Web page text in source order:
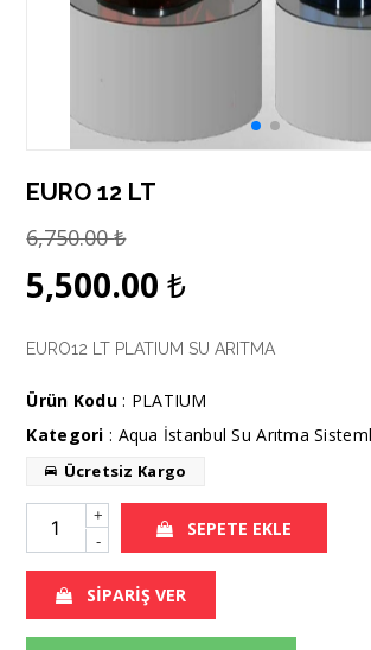
EURO 12 LT
6,750.00₺
5,500.00₺
EURO12 LT PLATIUM SU ARITMA
Ürün Kodu: PLATIUM
Kategori : Aqua İstanbul Su Arıtma
Ücretsiz Kargo
+
-
SEPETE EKLE
SİPARİŞ VER